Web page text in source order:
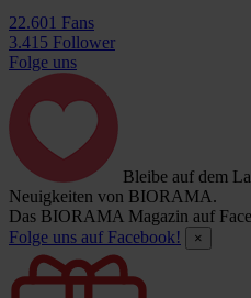
22.601 Fans
3.415 Follower
Folge uns
Bleibe auf dem
Neuigkeiten von BIORAMA.
Das BIORAMA Magazin auf
Folge uns auf Facebook!
×